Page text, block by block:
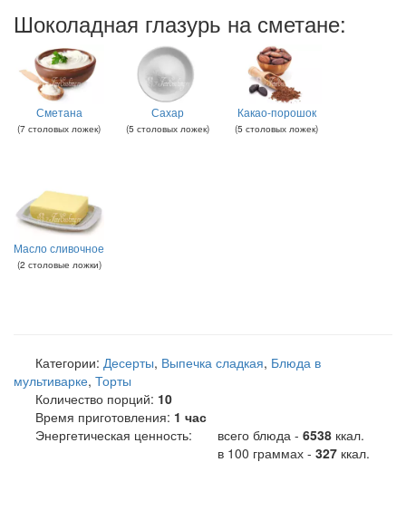
Шоколадная глазурь на сметане:
Сметана
(7 столовых ложек)
Сахар
(5 столовых ложек)
Какао-порошок
(5 столовых ложек)
Масло сливочное
(2 столовые ложки)
Категории: Десерты, Выпечка сладкая, Блюда в
мультиварке, Торты
Количество порций: 10
Время приготовления: 1 час
Энергетическая ценность:
всего блюда - 6538 ккал.
в 100 граммах - 327 ккал.